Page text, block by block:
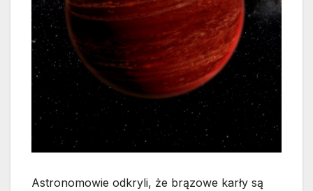
Astronomowie odkryli, że brązowe karły są